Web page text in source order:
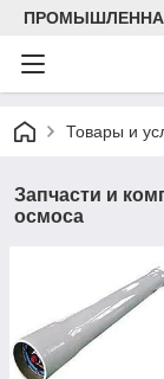
Товары и
Запчасти и
осмоса